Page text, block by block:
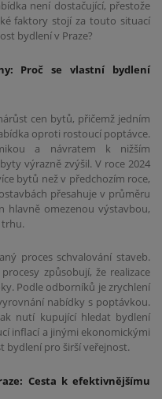
není dostačující, přestože
faktory stojí za touto situací
bydlení v Praze?
Proč se vlastní bydlení
cen bytů, přičemž jedním
oproti rostoucí poptávce.
a návratem k nižším
výrazně zvýšil. V roce 2024
bytů než v předchozím roce,
přesahuje v průměru
hlavně omezenou výstavbou,
proces schvalování staveb.
způsobují, že realizace
Podle odborníků je zrychlení
nabídky s poptávkou.
nutí kupující hledat bydlení
inflací a jinými ekonomickými
pro širší veřejnost.
Cesta k efektivnějšímu